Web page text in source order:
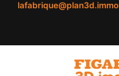
lafabrique@plan3d.immo